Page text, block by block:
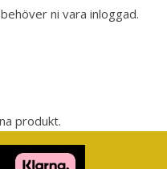
väderskydd.
för ökad komfort och
ni vara inloggad.
produkt.